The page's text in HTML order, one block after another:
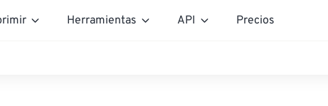
Herramientas API Precios